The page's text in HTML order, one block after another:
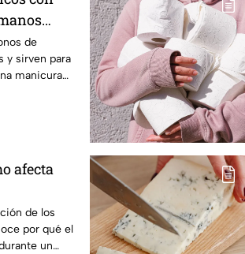
de
y sirven para
manicura
afecta
de los
por qué el
un